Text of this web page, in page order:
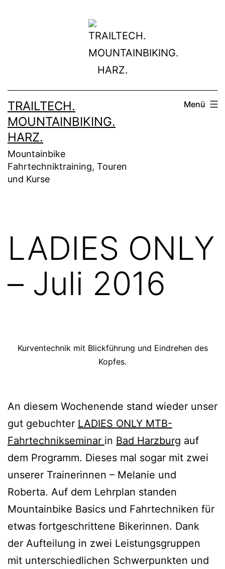
TRAILTECH.
MOUNTAINBIKING.
HARZ.
Mountainbike
Fahrtechniktraining, Touren
und Kurse
Menü
LADIES ONLY
– Juli 2016
Kurventechnik mit Blickführung und Eindrehen des
Kopfes.
An diesem Wochenende stand wieder unser
gut gebuchter LADIES ONLY MTB-
Fahrtechnikseminar in Bad Harzburg auf
dem Programm. Dieses mal sogar mit zwei
unserer Trainerinnen – Melanie und
Roberta. Auf dem Lehrplan standen
Mountainbike Basics und Fahrtechniken für
etwas fortgeschrittene Bikerinnen. Dank
der Aufteilung in zwei Leistungsgruppen
mit unterschiedlichen Schwerpunkten und